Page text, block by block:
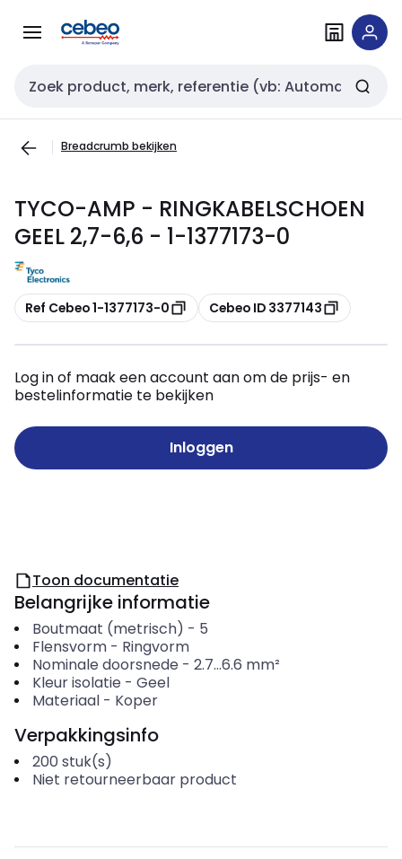
naar
naar
Zoekveld invoer
Breadcrumb bekijken
TYCO-AMP - RINGKABELSCHOEN
GEEL 2,7-6,6 - 1-1377173-0
Kopiëren
Ref Cebeo 1-1377173-0 Kopiëren
Cebeo ID 3377143
Log in of maak een account aan om de prijs- en
bestelinformatie te bekijken
Inloggen
Toon documentatie
Belangrijke informatie
Boutmaat (metrisch) - 5
Flensvorm- Ringvorm
Nominale doorsnede - 2.7...6.6 mm²
Kleur isolatie - Geel
Materiaal- Koper
Verpakkingsinfo
200 stuk(s)
Niet retourneerbaar product